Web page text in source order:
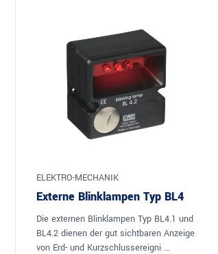
ELEKTRO-MECHANIK
Externe Blinklampen Typ BL4
Die externen Blinklampen Typ BL4.1 und
BL4.2 dienen der gut sichtbaren Anzeige
von Erd- und Kurzschlussereigni ...